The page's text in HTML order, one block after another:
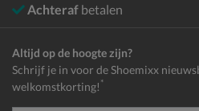
Achteraf betalen
Altijd op de hoogte zijn?
Schrijf je in voor de Shoemixx
welkomstkorting! *